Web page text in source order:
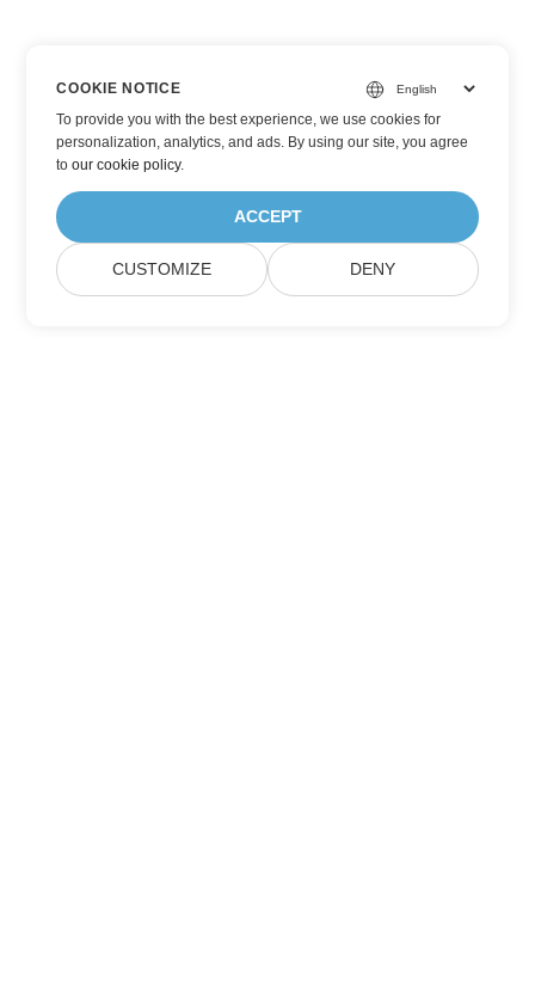
COOKIE NOTICE
To provide you with the best experience, we use cookies for
personalization, analytics, and ads. By using our site, you agree
toour cookie policy.
ACCEPT
CUSTOMIZE DENY